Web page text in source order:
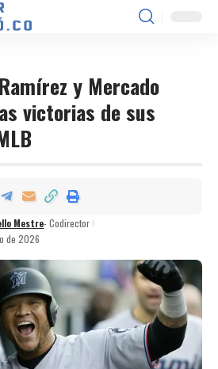
y Mercado
victorias de sus
Mestre- Codirector
de 2026